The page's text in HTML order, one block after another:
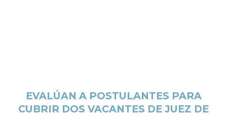
EVALÚAN A POSTULANTES PARA
CUBRIR DOS VACANTES DE JUEZ DE